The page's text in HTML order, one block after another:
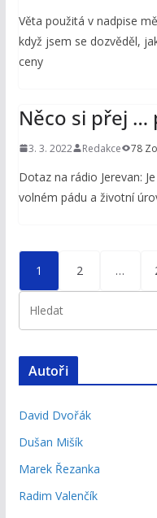
Věta použitá v nadpise
když jsem se dozvěděl,
ceny
Něco si přej …
3. 3. 2022 Redakce 78
Dotaz na rádio Jerevan:
volném pádu a životní
příspěvků
1 2 …
Autoři
David Dvořák
Dušan Mišík
Marek Řezanka
Radim Valenčík